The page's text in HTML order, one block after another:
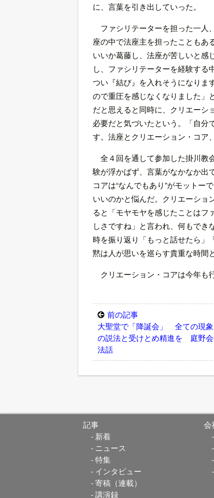
に、言葉を引き出していった。
ファシリテーターを担った一人
座の中で法座主を担ったこともあ
いいか葛藤し、法座が苦しいと感
し、ファシリテーターを経験する
つい『結び』を入れそうになりま
ので重圧を感じなくなりました」
だと思えると同時に、クリエーシ
必要だと気づいたという。「自分
す。法座とクリエーション・コア
全４回を通して参加した掛川教
験が浮かばず、言葉がなかなか出
コアは“なんでもあり”がモットー
いいのかと悩んだ。クリエーショ
ると「モヤモヤを感じたことはフ
しさですね」と言われ、何もで
時を振り返り「もっと話せたら」
黙は人が思いを巡らす貴重な時間
クリエーション・コアは今年も
前の記事
大聖堂で「降誕会」 全ての現
の説法と受けとめ精進を 庭野
法話
記事
新着
ニュース
特集
インタビュー
寄稿（連載）
講演録
会